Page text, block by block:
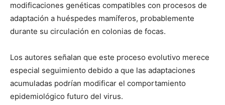
modificaciones genéticas compatibles con procesos de
adaptación a huéspedes mamíferos, probablemente
durante su circulación en colonias de focas.
Los autores señalan que este proceso evolutivo merece
especial seguimiento debido a que las adaptaciones
acumuladas podrían modificar el comportamiento
epidemiológico futuro del virus.